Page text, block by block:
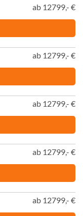
ab 12799,- €
ab 12799,- €
ab 12799,- €
ab 12799,- €
ab 12799,- €